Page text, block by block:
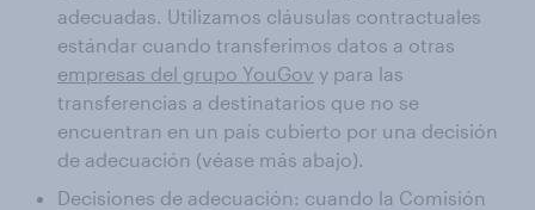
adecuadas. Utilizamos cláusulas contractuales
estándar cuando transferimos datos a otras
empresas del grupo YouGov y para las
transferencias a destinatarios que no se
encuentran en un país cubierto por una decisión
de adecuación (véase más abajo).
Decisiones de adecuación: cuando la Comisión